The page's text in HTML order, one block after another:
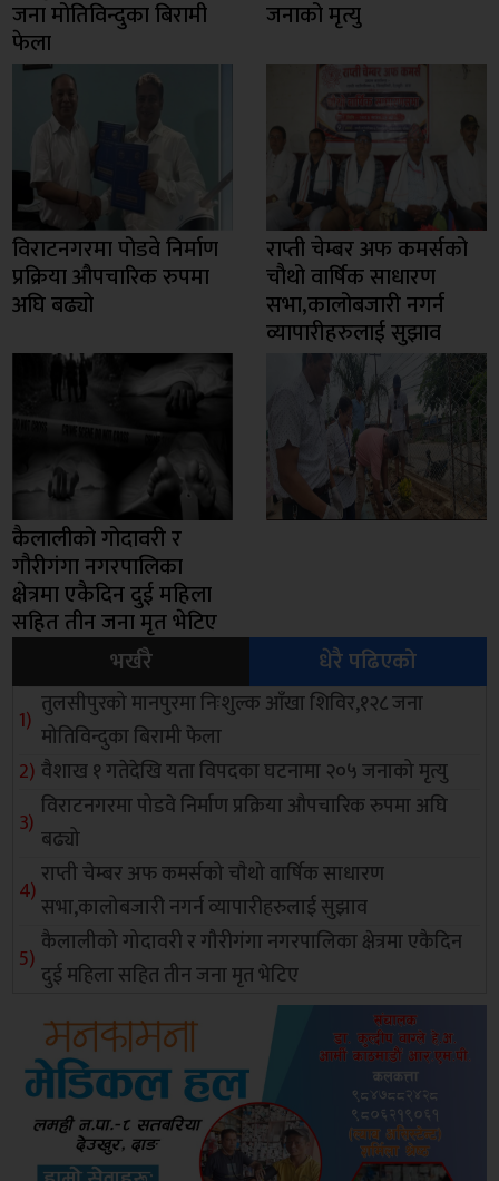
जना मोतिविन्दुका बिरामी
फेला
जनाको मृत्यु
विराटनगरमा पोडवे निर्माण
प्रक्रिया औपचारिक रुपमा
अघि बढ्यो
राप्ती चेम्बर अफ कमर्सको
चाैथो वार्षिक साधारण
सभा,कालोबजारी नगर्न
व्यापारीहरुलाई सुझाव
कैलालीको गोदावरी र
गौरीगंगा नगरपालिका
क्षेत्रमा एकैदिन दुई महिला
सहित तीन जना मृत भेटिए
भर्खरै
धेरै पढिएको
तुलसीपुरको मानपुरमा निःशुल्क आँखा शिविर,१२८ जना
मोतिविन्दुका बिरामी फेला
वैशाख १ गतेदेखि यता विपदका घटनामा २०५ जनाको मृत्यु
विराटनगरमा पोडवे निर्माण प्रक्रिया औपचारिक रुपमा अघि
बढ्यो
राप्ती चेम्बर अफ कमर्सको चाैथो वार्षिक साधारण
सभा,कालोबजारी नगर्न व्यापारीहरुलाई सुझाव
कैलालीको गोदावरी र गौरीगंगा नगरपालिका क्षेत्रमा एकैदिन
दुई महिला सहित तीन जना मृत भेटिए